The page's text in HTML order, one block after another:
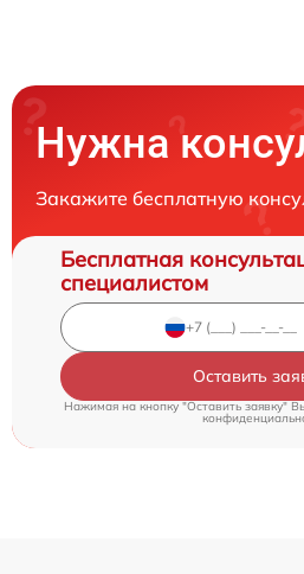
Нужна
Закажите бесплатную
Бесплатная
специалистом
Оставить
Нажимая на кнопку "Оставить заявку"